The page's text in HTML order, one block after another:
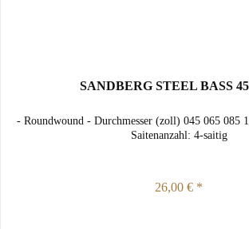
SANDBERG STEEL BASS
- Roundwound - Durchmesser (zoll) 045 065 085
Saitenanzahl: 4-saitig
26,00 € *